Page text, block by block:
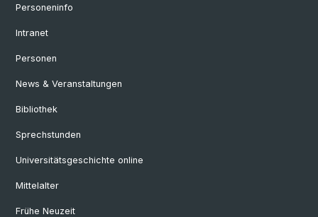
Personeninfo
Intranet
Personen
News & Veranstaltungen
Bibliothek
Sprechstunden
Universitätsgeschichte online
Mittelalter
Frühe Neuzeit